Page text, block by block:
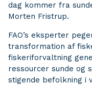
dag kommer fra
Morten Fristrup.
FAO’s eksperter
transformation af
fiskeriforvaltning
ressourcer sunde og
stigende befolkning i